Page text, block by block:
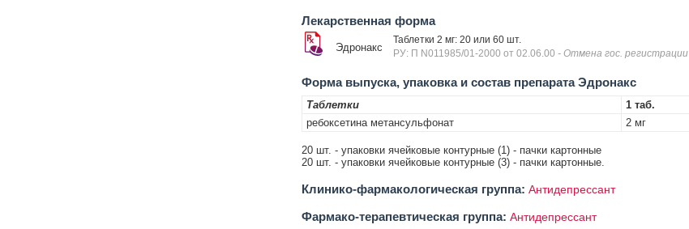
Лекарственная форма
Эдронакс
Таблетки 2 мг: 20 или 60 шт.
РУ: П N011985/01-2000 от 02.06.00 - Отмена гос. регистрации
Форма выпуска, упаковка и состав препарата Эдронакс
Таблетки
1 таб.
ребоксетина метансульфонат
2 мг
20 шт. - упаковки ячейковые контурные (1) - пачки картонные
20 шт. - упаковки ячейковые контурные (3) - пачки картонные.
Клинико-фармакологическая группа: Антидепрессант
Фармако-терапевтическая группа: Антидепрессант